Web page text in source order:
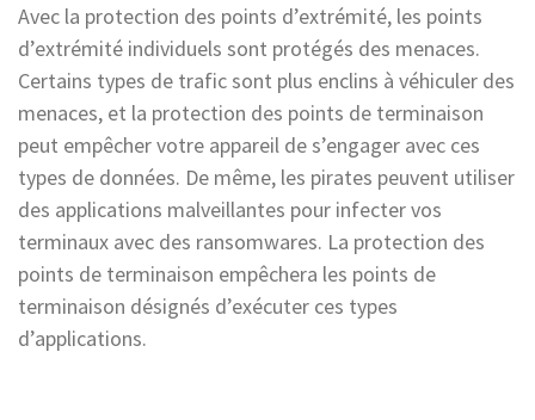
Avec la protection des points d’extrémité, les points
d’extrémité individuels sont protégés des menaces.
Certains types de trafic sont plus enclins à véhiculer des
menaces, et la protection des points de terminaison
peut empêcher votre appareil de s’engager avec ces
types de données. De même, les pirates peuvent utiliser
des applications malveillantes pour infecter vos
terminaux avec des ransomwares. La protection des
points de terminaison empêchera les points de
terminaison désignés d’exécuter ces types
d’applications.